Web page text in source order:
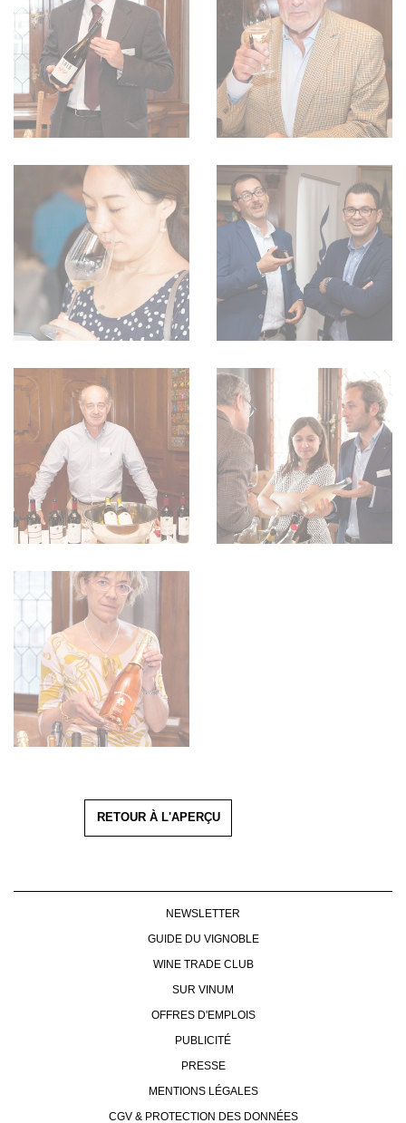
RETOUR À L'APERÇU
NEWSLETTER
GUIDE DU VIGNOBLE
WINE TRADE CLUB
SUR VINUM
OFFRES D'EMPLOIS
PUBLICITÉ
PRESSE
MENTIONS LÉGALES
CGV & PROTECTION DES DONNÉES